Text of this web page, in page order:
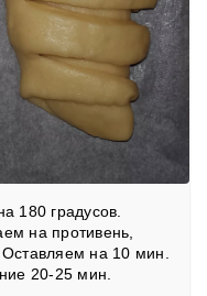
180 градусов.
на противень,
на 10 мин.
20-25 мин.